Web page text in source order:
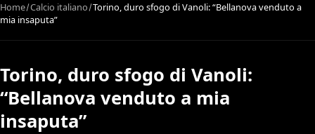
Home Calcio italiano Torino, duro sfogo di Vanoli: “Bellanova venduto a
mia insaputa”
Torino, duro sfogo di Vanoli:
“Bellanova venduto a mia
insaputa”